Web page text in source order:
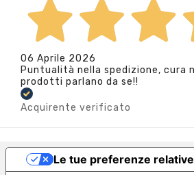
06 Aprile 2026
Puntualità nella spedizione, cura
prodotti parlano da se!!
Acquirente verificato
Le tue preferenze